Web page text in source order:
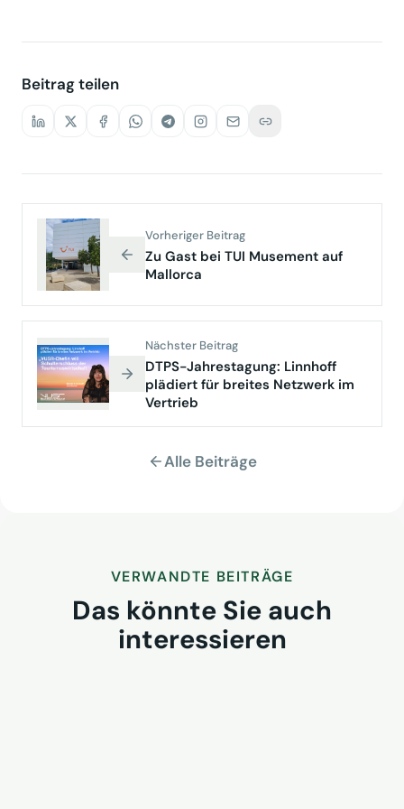
Beitrag teilen
Vorheriger Beitrag
Zu Gast bei TUI Musement auf
Mallorca
Nächster Beitrag
DTPS-Jahrestagung: Linnhoff
plädiert für breites Netzwerk im
Vertrieb
Alle Beiträge
VERWANDTE BEITRÄGE
Das könnte Sie auch
interessieren